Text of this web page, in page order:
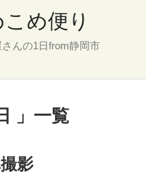
め便り
んの1日from静岡市
」一覧
影